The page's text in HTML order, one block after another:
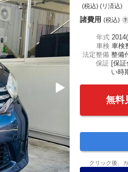
(税込) (リ済込)
諸費用 (税込)
年式
車検 車検
法定整備 整備
保証 [保
い時
無料
クリック後、